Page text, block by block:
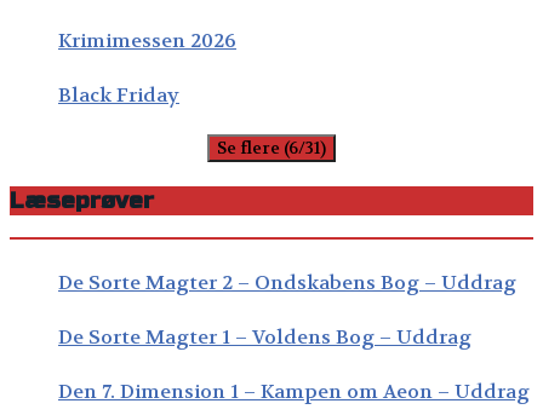
Krimimessen 2026
Black Friday
Se flere (6/31)
Læseprøver
De Sorte Magter 2 – Ondskabens Bog – Uddrag
De Sorte Magter 1 – Voldens Bog – Uddrag
Den 7. Dimension 1 – Kampen om Aeon – Uddrag